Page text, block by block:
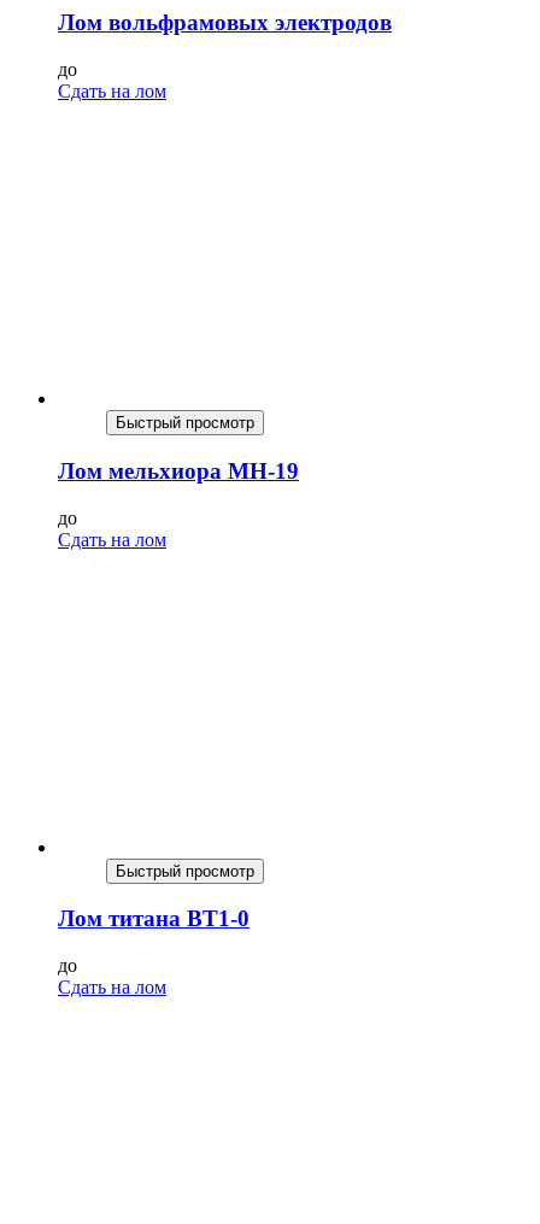
Лом вольфрамовых электродов
до
Сдать на лом
Быстрый просмотр
Лом мельхиора МН-19
до
Сдать на лом
Быстрый просмотр
Лом титана ВТ1-0
до
Сдать на лом